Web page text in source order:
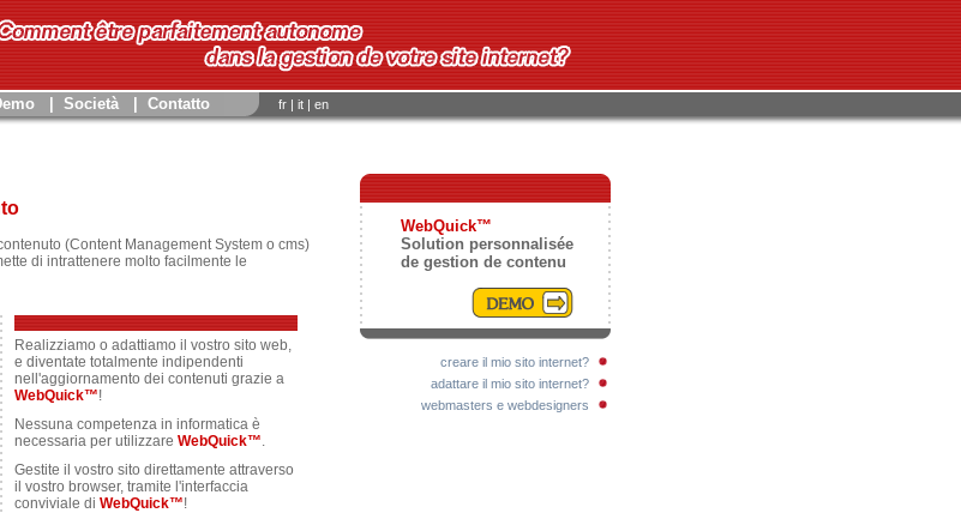
Società Contatto fr | it | en
(Content Management System o cms)
di intrattenere molto facilmente le
Realizziamo o adattiamo il vostro sito web,
e diventate totalmente indipendenti
nell'aggiornamento dei contenuti grazie a
WebQuick™!
Nessuna competenza in informatica è
necessaria per utilizzare WebQuick™.
Gestite il vostro sito direttamente attraverso
il vostro browser, tramite l'interfaccia
conviviale di WebQuick™!
WebQuick™
Solution personnalisée
de gestion de contenu
creare il mio sito internet?
adattare il mio sito internet?
webmasters e webdesigners